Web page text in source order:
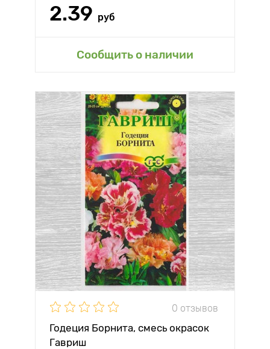
2.39 руб
Сообщить о наличии
0 отзывов
Годеция Борнита, смесь окрасок
Гавриш